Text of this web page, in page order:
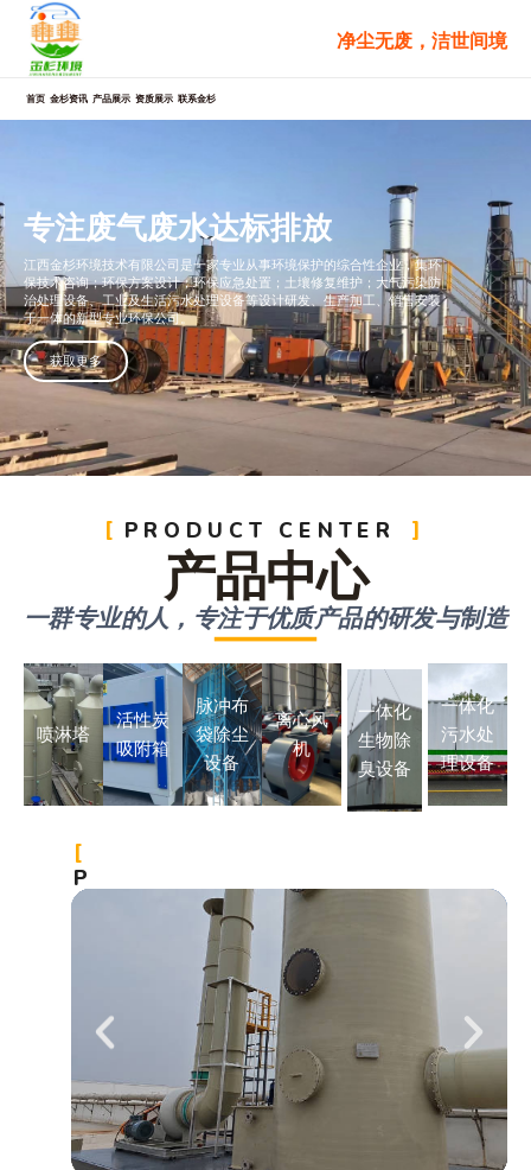
净尘无废，洁世间境
首页 金杉资讯 产品展示 资质展示 联系金杉
专注废气废水达标排放​
江西金杉环境技术有限公司是一家专业从事环境保护的综合性企业，集环
保技术咨询；环保方案设计；环保应急处置；土壤修复维护；大气污染防
治处理设备、工业及生活污水处理设备等设计研发、生产加工、销售安装
于一体的新型专业环保公司。​
获取更多
专注废气废水达标排放​
江西金杉环境技术有限公司是一家专业从事环境保护的综合性企业，集环
保技术咨询；环保方案设计；环保应急处置；土壤修复维护；大气污染防
治处理设备、工业及生活污水处理设备等设计研发、生产加工、销售安装
于一体的新型专业环保公司。​
获取更多
专注废气废水达标排放​
江西金杉环境技术有限公司是一家专业从事环境保护的综合性企业，集环
保技术咨询；环保方案设计；环保应急处置；土壤修复维护；大气污染防
治处理设备、工业及生活污水处理设备等设计研发、生产加工、销售安装
于一体的新型专业环保公司。​
获取更多
专注废气废水达标排放​
江西金杉环境技术有限公司是一家专业从事环境保护的综合性企业，集环
保技术咨询；环保方案设计；环保应急处置；土壤修复维护；大气污染防
治处理设备、工业及生活污水处理设备等设计研发、生产加工、销售安装
于一体的新型专业环保公司。​
获取更多
专注废气废水达标排放​
江西金杉环境技术有限公司是一家专业从事环境保护的综合性企业，集环
保技术咨询；环保方案设计；环保应急处置；土壤修复维护；大气污染防
治处理设备、工业及生活污水处理设备等设计研发、生产加工、销售安装
于一体的新型专业环保公司。​
获取更多
专注废气废水达标排放​
江西金杉环境技术有限公司是一家专业从事环境保护的综合性企业，集环
保技术咨询；环保方案设计；环保应急处置；土壤修复维护；大气污染防
治处理设备、工业及生活污水处理设备等设计研发、生产加工、销售安装
于一体的新型专业环保公司。​
获取更多
专注废气废水达标排放​
江西金杉环境技术有限公司是一家专业从事环境保护的综合性企业，集环
保技术咨询；环保方案设计；环保应急处置；土壤修复维护；大气污染防
治处理设备、工业及生活污水处理设备等设计研发、生产加工、销售安装
于一体的新型专业环保公司。​
获取更多
专注废气废水达标排放​
江西金杉环境技术有限公司是一家专业从事环境保护的综合性企业，集环
保技术咨询；环保方案设计；环保应急处置；土壤修复维护；大气污染防
治处理设备、工业及生活污水处理设备等设计研发、生产加工、销售安装
于一体的新型专业环保公司。​
获取更多
专注废气废水达标排放​
江西金杉环境技术有限公司是一家专业从事环境保护的综合性企业，集环
保技术咨询；环保方案设计；环保应急处置；土壤修复维护；大气污染防
治处理设备、工业及生活污水处理设备等设计研发、生产加工、销售安装
于一体的新型专业环保公司。​
获取更多
PRODUCT CENTER
产品中心
一群专业的人，专注于优质产品的研发与制造
喷淋塔
活性炭
吸附箱
脉冲布
袋除尘
设备
离心风
机
一体化
生物除
臭设备
一体化
污水处
理设备
P
R
A
S
E